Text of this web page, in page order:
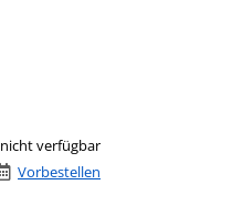
nicht verfügbar
Vorbestellen